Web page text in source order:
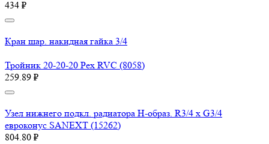
434 ₽
Кран шар. накидная гайка 3/4
Тройник 20-20-20 Pex RVC (8058)
259.89 ₽
Узел нижнего подкл. радиатора H-образ. R3/4 x G3/4
евроконус SANEXT (15262)
804.80 ₽